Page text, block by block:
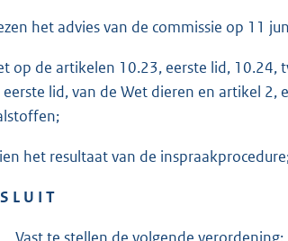
het advies van de commissie op 11
op de artikelen 10.23, eerste lid,
eerste lid, van de Wet dieren en artikel 2,
het resultaat van de
L U I T